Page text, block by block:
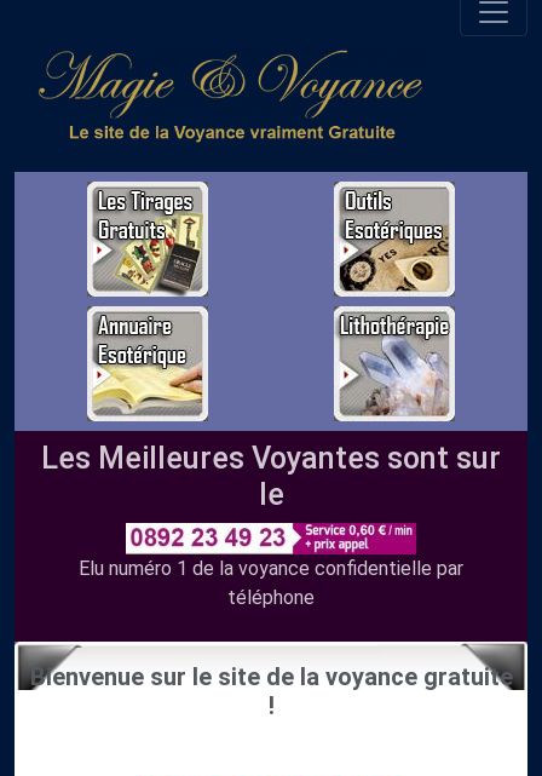
Les Meilleures Voyantes sont sur
le
Elu numéro 1 de la voyance confidentielle par
téléphone
Bienvenue sur le site de la voyance gratuite
!